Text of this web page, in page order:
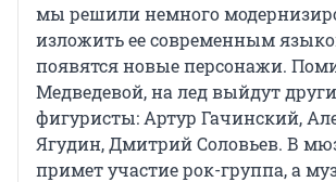
мы решили немного
изложить ее современным
появятся новые персонажи.
Медведевой, на лед выйдут
фигуристы: Артур Гачинский,
Ягудин, Дмитрий Соловьев. В
примет участие рок-группа, а